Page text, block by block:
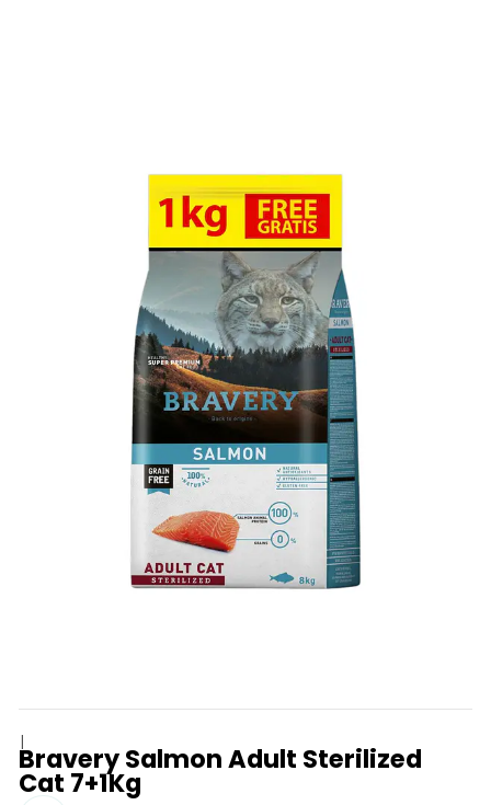
|
Bravery Salmon Adult Sterilized
Cat 7+1Kg